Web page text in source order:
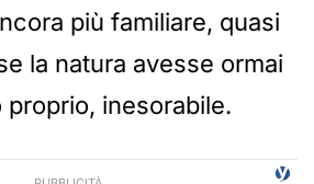
più familiare, quasi
la natura avesse ormai
inesorabile.